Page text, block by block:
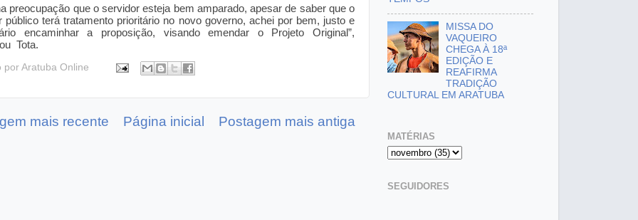
preocupação que o servidor esteja bem amparado, apesar de saber que o
público terá tratamento prioritário no novo governo, achei por bem, justo e
encaminhar a proposição, visando emendar o Projeto Original”,
Tota.
por Aratuba Online
mais recente Postagem mais antiga
Página inicial
MISSA DO
VAQUEIRO
CHEGA À 18ª
EDIÇÃO E
REAFIRMA
TRADIÇÃO
CULTURAL EM ARATUBA
MATÉRIAS
SEGUIDORES